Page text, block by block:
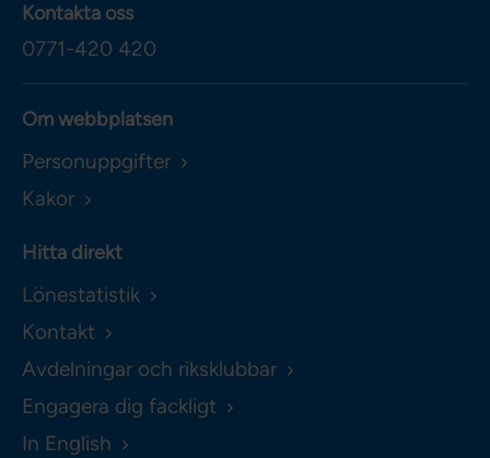
Kontakta oss
0771-420 420
Om webbplatsen
Personuppgifter
Kakor
Hitta direkt
Lönestatistik
Kontakt
Avdelningar och riksklubbar
Engagera dig fackligt
In English